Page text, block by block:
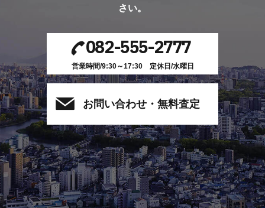
さい。
082-555-2777
営業時間/9:30～17:30 定休日/水曜日
お問い合わせ・無料査定